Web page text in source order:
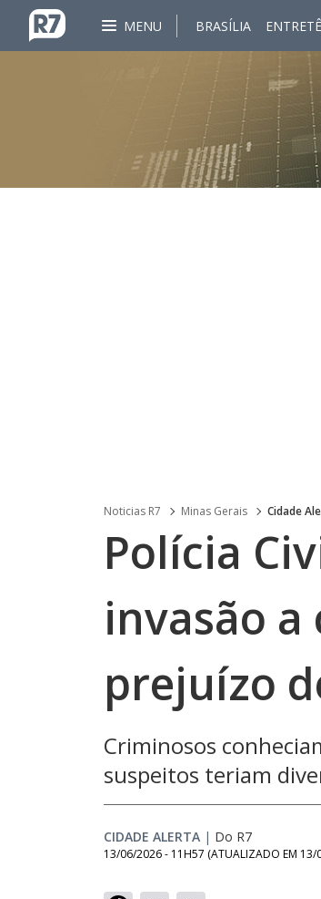
MENU BRASÍLIA ENTRETÊ
Noticias R7 Minas Gerais Cidade
Polícia
invasão a
prejuízo
Criminosos
suspeitos teriam
CIDADE ALERTA | Do R7
13/06/2026 - 11H57 (ATUALIZADO EM 13/
20.44%